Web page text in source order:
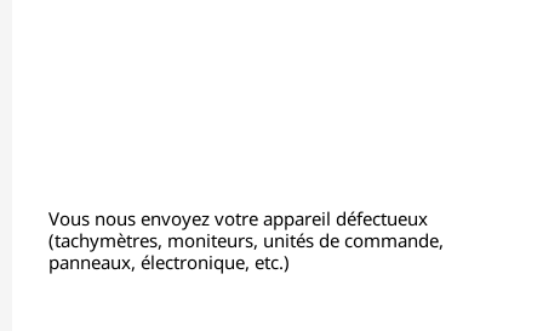
Vous nous envoyez votre appareil défectueux
(tachymètres, moniteurs, unités de commande,
panneaux, électronique, etc.)